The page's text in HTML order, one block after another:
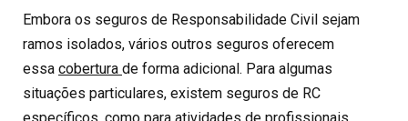
Embora os seguros de Responsabilidade Civil sejam
ramos isolados, vários outros seguros oferecem
essa cobertura de forma adicional. Para algumas
situações particulares, existem seguros de RC